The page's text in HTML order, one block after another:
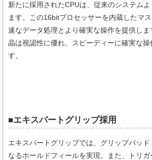
新たに採用されたCPUは、従来のシステム
ます。この16bitプロセッサーを内蔵したマ
速なデータ処理とより確実な操作を提供し
晶は視認性に優れ、スピーディーに確実な操
す。
■エキスパートグリップ採用
エキスパートグリップでは、グリップパッ
なるホールドフィールを実現。また、トリ